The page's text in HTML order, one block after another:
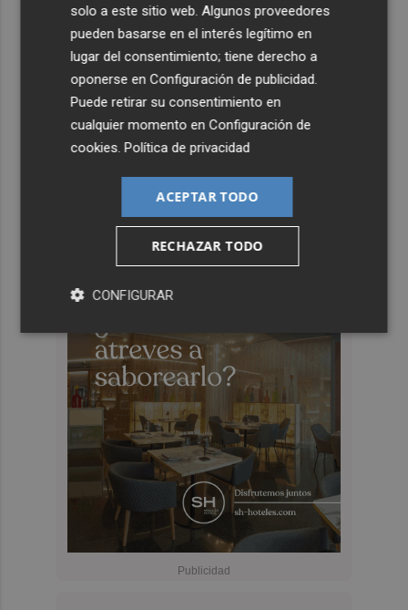
solo a este sitio web. Algunos proveedores
pueden basarse en el interés legítimo en
lugar del consentimiento; tiene derecho a
oponerse enConfiguración de publicidad.
Puede retirar su consentimiento en
cualquier momento enConfiguración de
cookies.Política de privacidad
ACEPTAR TODO
RECHAZAR TODO
CONFIGURAR